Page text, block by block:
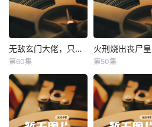
无敌玄门大佬，只听姐姐的话 无敌玄门大佬，只听姐姐的话
第60集
火刑烧出丧尸皇
火刑烧出丧尸皇
第50集